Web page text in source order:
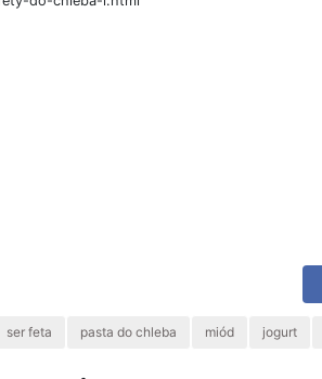
ser feta pasta do chleba miód jogurt